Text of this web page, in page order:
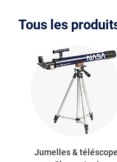
Tous les
Jumelles & téléscope